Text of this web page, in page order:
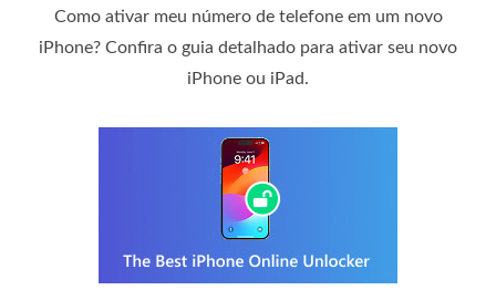
Como ativar meu número de telefone em um novo
iPhone? Confira o guia detalhado para ativar seu novo
iPhone ou iPad.